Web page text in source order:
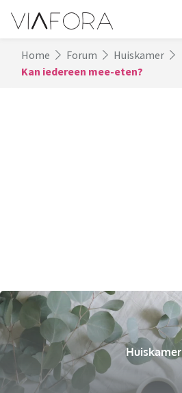
Home Forum
Huiskamer
Kan iedereen mee-eten?
Huiskamer